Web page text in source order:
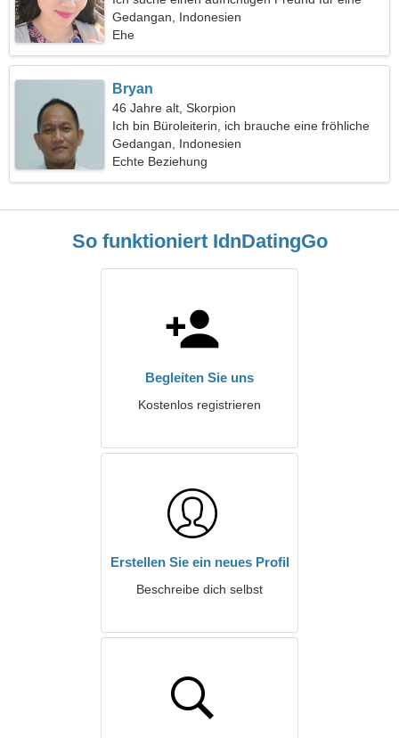
gemeinsame Reise
Gedangan, Indonesien
Ehe
Bryan
46 Jahre alt, Skorpion
Ich bin Büroleiterin, ich brauche eine fröhliche
Frau
Gedangan, Indonesien
Echte Beziehung
So funktioniert IdnDatingGo
Begleiten Sie uns
Kostenlos registrieren
Erstellen Sie ein neues Profil
Beschreibe dich selbst